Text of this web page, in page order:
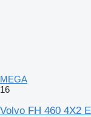
MEGA
16
Volvo FH 460 4X2